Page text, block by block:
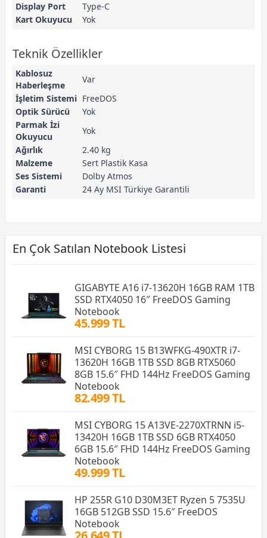
Display Port
Type-C
Kart Okuyucu
Yok
Teknik Özellikler
Kablosuz
Haberleşme
Var
İşletim Sistemi FreeDOS
Optik Sürücü
Yok
Parmak İzi
Okuyucu
Yok
Ağırlık
2.40 kg
Malzeme
Sert Plastik Kasa
Ses Sistemi
Dolby Atmos
Garanti
24 Ay MSI Türkiye Garantili
En Çok Satılan Notebook Listesi
GIGABYTE A16 i7-13620H 16GB RAM 1TB
SSD RTX4050 16″ FreeDOS Gaming
Notebook
45.999 TL
MSI CYBORG 15 B13WFKG-490XTR i7-
13620H 16GB 1TB SSD 8GB RTX5060
8GB 15.6″ FHD 144Hz FreeDOS Gaming
Notebook
82.499 TL
MSI CYBORG 15 A13VE-2270XTRNN i5-
13420H 16GB 1TB SSD 6GB RTX4050
6GB 15.6″ FHD 144Hz FreeDOS Gaming
Notebook
49.999 TL
HP 255R G10 D30M3ET Ryzen 5 7535U
16GB 512GB SSD 15.6″ FreeDOS
Notebook